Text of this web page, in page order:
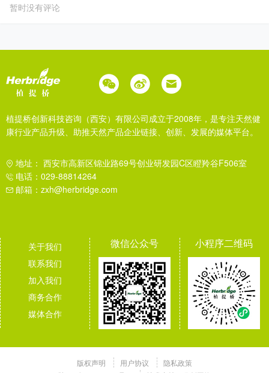
暂时没有评论
植提桥创新科技咨询（西安）有限公司成立于2008年，是专注天然健
康行业产品升级、助推天然产品企业链接、创新、发展的媒体平台。
地址： 西安市高新区锦业路69号创业研发园C区瞪羚谷F506室
电话：029-88814264
邮箱：zxh@herbridge.com
关于我们
联系我们
加入我们
商务合作
媒体合作
微信公众号 小程序二维码
版权声明 用户协议
隐私政策